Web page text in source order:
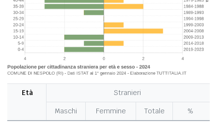
Età Stranieri
Maschi Femmine Totale
%